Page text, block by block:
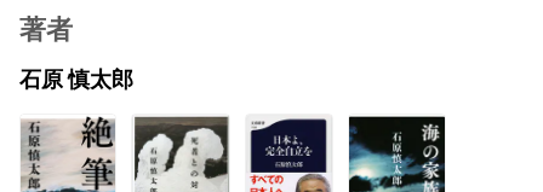
著者
石原 慎太郎